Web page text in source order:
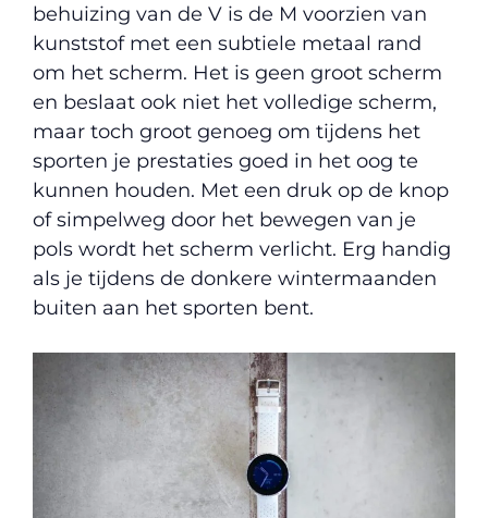
behuizing van de V is de M voorzien van
kunststof met een subtiele metaal rand
om het scherm. Het is geen groot scherm
en beslaat ook niet het volledige scherm,
maar toch groot genoeg om tijdens het
sporten je prestaties goed in het oog te
kunnen houden. Met een druk op de knop
of simpelweg door het bewegen van je
pols wordt het scherm verlicht. Erg handig
als je tijdens de donkere wintermaanden
buiten aan het sporten bent.